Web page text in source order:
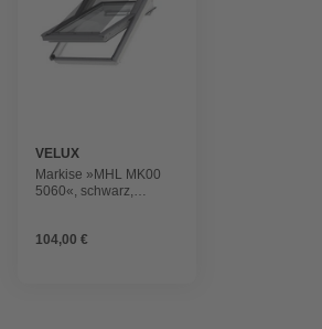
VELUX
Markise »MHL MK00
5060«, schwarz,
104,00 €